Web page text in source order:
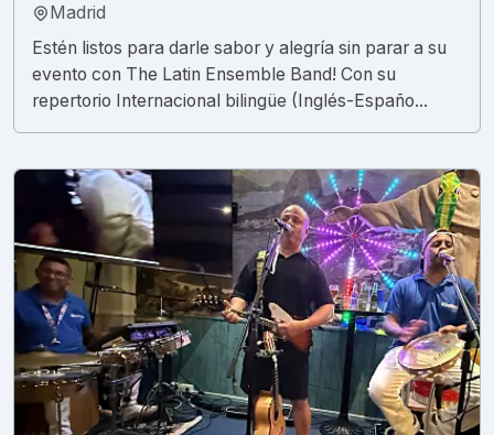
Madrid
Estén listos para darle sabor y alegría sin parar a su
evento con The Latin Ensemble Band! Con su
repertorio Internacional bilingüe (Inglés-Españo...